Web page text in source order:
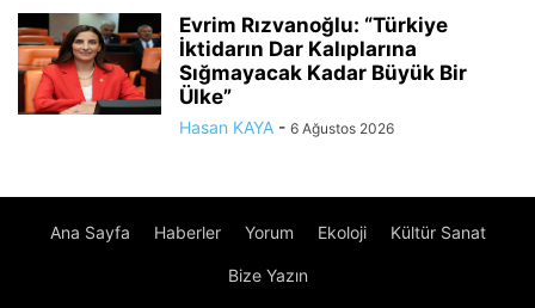
Evrim Rızvanoğlu: “Türkiye
İktidarın Dar Kalıplarına
Sığmayacak Kadar Büyük Bir
Ülke”
Hasan KAYA - 6 Ağustos 2026
Ana Sayfa Haberler Yorum Ekoloji Kültür Sanat
Bize Yazın